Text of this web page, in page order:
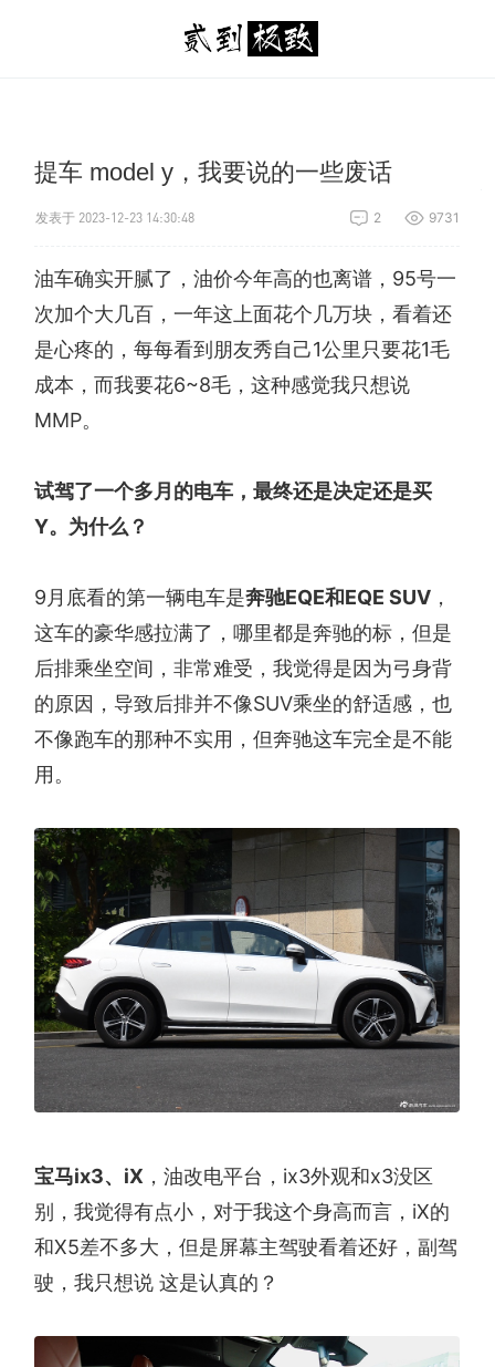
提车 model y，我要说的一些废话
9731
2
发表于 2023-12-23 14:30:48
油车确实开腻了，油价今年高的也离谱，95号一
次加个大几百，一年这上面花个几万块，看着还
是心疼的，每每看到朋友秀自己1公里只要花1毛
成本，而我要花6~8毛，这种感觉我只想说
MMP。
试驾了一个多月的电车，最终还是决定还是买
Y。为什么？
9月底看的第一辆电车是奔驰EQE和EQE SUV ，
这车的豪华感拉满了，哪里都是奔驰的标，但是
后排乘坐空间，非常难受，我觉得是因为弓身背
的原因，导致后排并不像SUV乘坐的舒适感，也
不像跑车的那种不实用，但奔驰这车完全是不能
用。
宝马ix3、iX ，油改电平台，ix3外观和x3没区
别，我觉得有点小，对于我这个身高而言，iX的
和X5差不多大，但是屏幕主驾驶看着还好，副驾
驶，我只想说 这是认真的？